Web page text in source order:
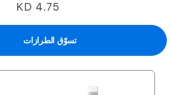
KD 4.75
تسوّق الطرازات